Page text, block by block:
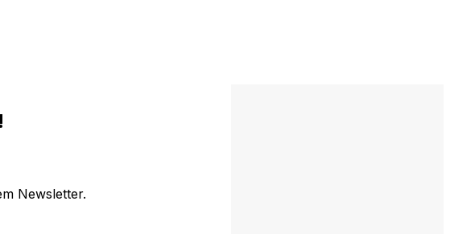
Newsletter.